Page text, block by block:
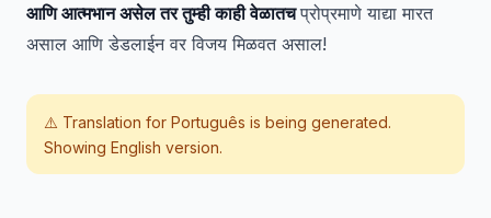
आणि आत्मभान असेल तर तुम्ही काही वेळातचप्रोप्रमाणे याद्या मारत
असाल आणि डेडलाईन वर विजय मिळवत असाल!
⚠️ Translation for Português is being generated.
Showing English version.